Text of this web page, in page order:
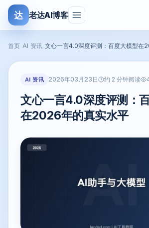
达 老达AI博客
首页 AI 资讯 文心一言4.0深度评测：百度大模型在
AI 资讯 2026年03月23日 约 2 分钟阅读
文心一言4.0深度评测：
在2026年的真实水平